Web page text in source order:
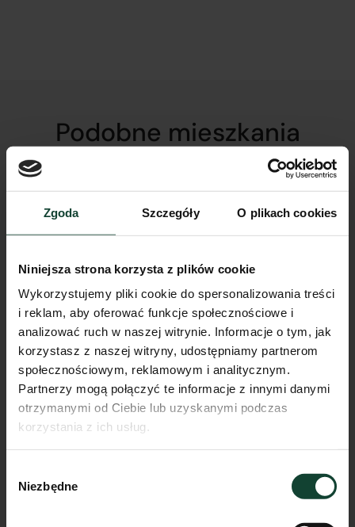
Zgoda Szczegóły O plikach cookies
Niniejsza strona korzysta z plików cookie
Wykorzystujemy pliki cookie do spersonalizowania treści
i reklam, aby oferować funkcje społecznościowe i
analizować ruch w naszej witrynie. Informacje o tym, jak
korzystasz z naszej witryny, udostępniamy partnerom
społecznościowym, reklamowym i analitycznym.
Partnerzy mogą połączyć te informacje z innymi danymi
otrzymanymi od Ciebie lub uzyskanymi podczas
korzystania z ich usług.
zgody
Niezbędne
Podobne mieszkania